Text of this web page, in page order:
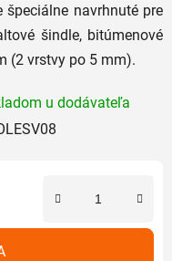
špeciálne navrhnuté pre
šindle, bitúmenové
(2 vrstvy po 5 mm).
u dodávateľa